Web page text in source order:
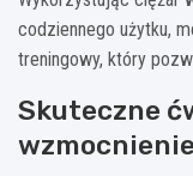
codziennego użytku,
treningowy, który
Skuteczne